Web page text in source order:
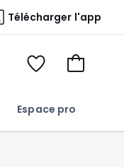
Télécharger l'app
Espace pro
Voir
Aller